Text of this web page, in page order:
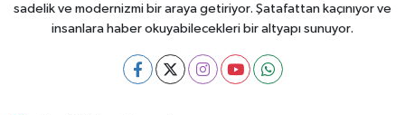
sadelik ve modernizmi bir araya getiriyor. Şatafattan kaçınıyor ve
insanlara haber okuyabilecekleri bir altyapı sunuyor.